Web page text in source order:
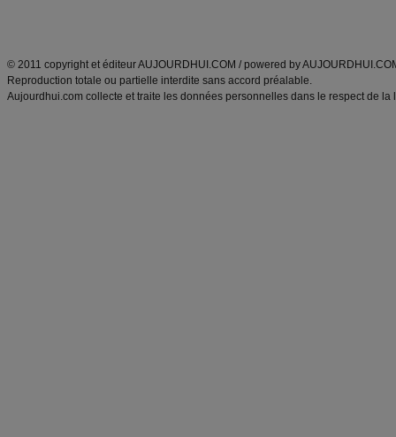
© 2011 copyright et éditeur AUJOURDHUI.COM / powered by
Reproduction totale ou partielle interdite sans accord préalable.
Aujourdhui.com collecte et traite les données personnelles dans le respect de